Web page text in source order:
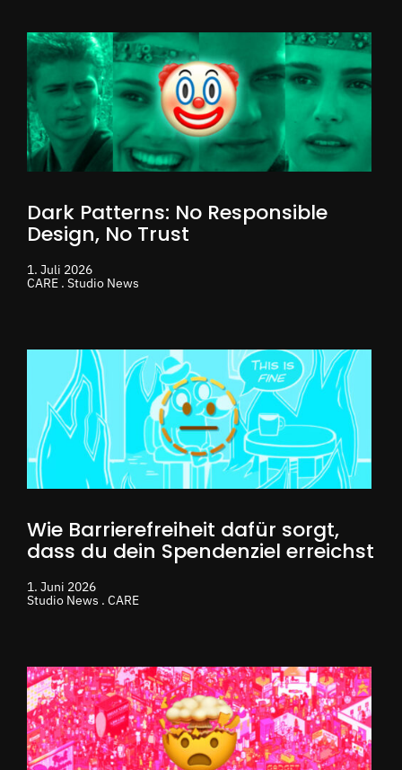
Dark Patterns: No Responsible
Design, No Trust
1. Juli 2026
CARE . Studio News
Wie Barrierefreiheit dafür sorgt,
dass du dein Spendenziel erreichst
1. Juni 2026
Studio News . CARE